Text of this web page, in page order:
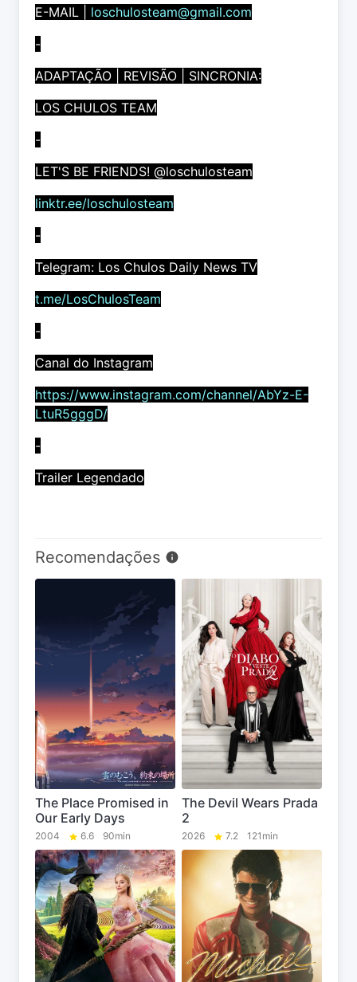
E-MAIL | loschulosteam@gmail.com
-
ADAPTAÇÃO | REVISÃO | SINCRONIA:
LOS CHULOS TEAM
-
LET'S BE FRIENDS! @loschulosteam
linktr.ee/loschulosteam
-
Telegram: Los Chulos Daily News TV
t.me/LosChulosTeam
-
Canal do Instagram
https://www.instagram.com/channel/AbYz-E-
LtuR5gggD/
-
Trailer Legendado
Recomendações
The Place Promised in
Our Early Days
2004 6.6 90min
The Devil Wears Prada
2
2026 7.2 121min